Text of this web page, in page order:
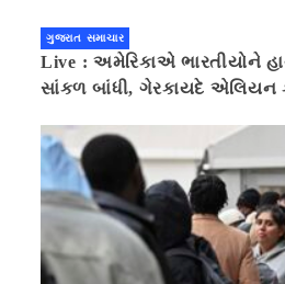
ગુજરાત સમાચાર
Live : અમેરિકાએ ભારતીયોને
સાંકળ બાંધી, ગેરકાયદે એલિયન